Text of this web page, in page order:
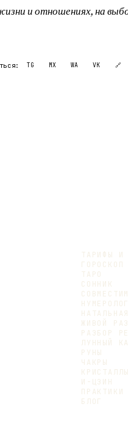
и отношениях, на
TG MX WA VK 🔗
ТАРИФЫ И
ГОРОСКОП
ТАРО
СОННИК
ЖИВОЙ
РАЗБОР
ЛУННЫЙ
РУНЫ
ЧАКРЫ
КРИСТАЛЛЫ
И-ЦЗИН
ПРАКТИКИ
БЛОГ